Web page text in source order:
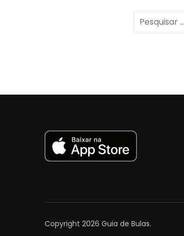
Pesquisar
por:
Copyright 2026 Guia de Bulas.